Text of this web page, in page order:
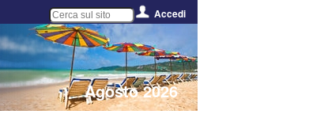
Accedi
Agosto 2026